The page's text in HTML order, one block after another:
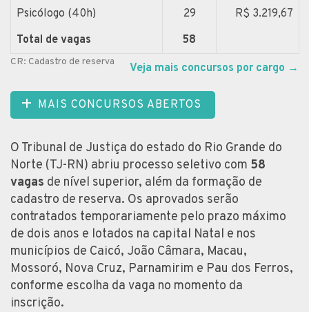
Psicólogo (40h)
29
R$ 3.219,67
Total de vagas
58
CR: Cadastro de reserva Veja mais concursos por cargo →
MAIS CONCURSOS ABERTOS
O Tribunal de Justiça do estado do Rio Grande do
Norte (TJ-RN) abriu processo seletivo com 58
vagas de nível superior, além da formação de
cadastro de reserva. Os aprovados serão
contratados temporariamente pelo prazo máximo
de dois anos e lotados na capital Natal e nos
municípios de Caicó, João Câmara, Macau,
Mossoró, Nova Cruz, Parnamirim e Pau dos Ferros,
conforme escolha da vaga no momento da
inscrição.